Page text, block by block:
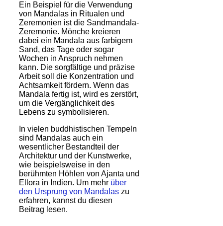
Ein Beispiel für die Verwendung
von Mandalas in Ritualen und
Zeremonien ist die Sandmandala-
Zeremonie. Mönche kreieren
dabei ein Mandala aus farbigem
Sand, das Tage oder sogar
Wochen in Anspruch nehmen
kann. Die sorgfältige und präzise
Arbeit soll die Konzentration und
Achtsamkeit fördern. Wenn das
Mandala fertig ist, wird es zerstört,
um die Vergänglichkeit des
Lebens zu symbolisieren.
In vielen buddhistischen Tempeln
sind Mandalas auch ein
wesentlicher Bestandteil der
Architektur und der Kunstwerke,
wie beispielsweise in den
berühmten Höhlen von Ajanta und
Ellora in Indien. Um mehr über
den Ursprung von Mandalas zu
erfahren, kannst du diesen
Beitrag lesen.